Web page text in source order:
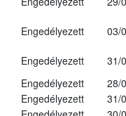
Engedélyezett
03/
Engedélyezett
31/
Engedélyezett
28/
Engedélyezett
31/